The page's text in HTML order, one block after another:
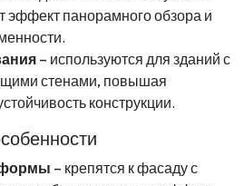
эффект панорамного обзора и
– используются для зданий с
стенами, повышая
конструкции.
– крепятся к фасаду с